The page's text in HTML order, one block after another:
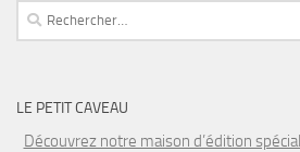
Rechercher :
LE PETIT CAVEAU
Découvrez notre maison d’édition